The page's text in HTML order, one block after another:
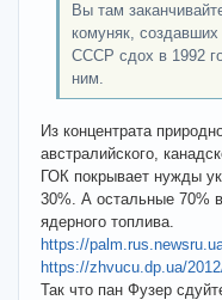
Вы там
комуняк,
СССР сдох в 1992
ним.
Из концентрата
австралийского,
ГОК покрывает нужды
30%. А остальные 70%
ядерного топлива.
https://
https://zhvucu.dp.ua/
Так что пан Фузер